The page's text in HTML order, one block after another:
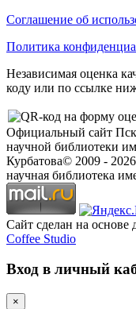
Соглашение об
Политика
Независимая оценка
коду или по ссылке
Официальный сайт
научной библиотеки
Курбатова© 2009 - 2026
научная библиотека
Сайт сделан на основе
Coffee Studio
Вход в личный
×